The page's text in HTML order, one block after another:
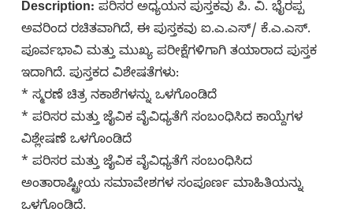
Description: ಪರಿಸರ ಅಧ್ಯಯನ ಪುಸ್ತಕವು ಪಿ. ವಿ. ಭೈರಪ್ಪ
ಅವರಿಂದ ರಚಿತವಾಗಿದೆ, ಈ ಪುಸ್ತಕವು ಐ.ಎ.ಎಸ್/ ಕೆ.ಎ.ಎಸ್.
ಪೂರ್ವಭಾವಿ ಮತ್ತು ಮುಖ್ಯ ಪರೀಕ್ಷೆಗಳಿಗಾಗಿ ತಯಾರಾದ ಪುಸ್ತಕ
ಇದಾಗಿದೆ. ಪುಸ್ತಕದ ವಿಶೇಷತೆಗಳು:
* ಸ್ಮರಣೆ ಚಿತ್ರ ನಕಾಶೆಗಳನ್ನು ಒಳಗೊಂಡಿದೆ
* ಪರಿಸರ ಮತ್ತು ಜೈವಿಕ ವೈವಿಧ್ಯತೆಗೆ ಸಂಬಂಧಿಸಿದ ಕಾಯ್ದೆಗಳ
ವಿಶ್ಲೇಷಣೆ ಒಳಗೊಂಡಿದೆ
* ಪರಿಸರ ಮತ್ತು ಜೈವಿಕ ವೈವಿಧ್ಯತೆಗೆ ಸಂಬಂಧಿಸಿದ
ಅಂತಾರಾಷ್ಟ್ರೀಯ ಸಮಾವೇಶಗಳ ಸಂಪೂರ್ಣ ಮಾಹಿತಿಯನ್ನು
ಒಳಗೊಂಡಿದೆ.